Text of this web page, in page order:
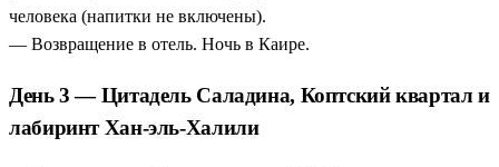
человека (напитки не включены).
— Возвращение в отель. Ночь в Каире.
День 3 — Цитадель Саладина, Коптский квартал и
лабиринт Хан-эль-Халили